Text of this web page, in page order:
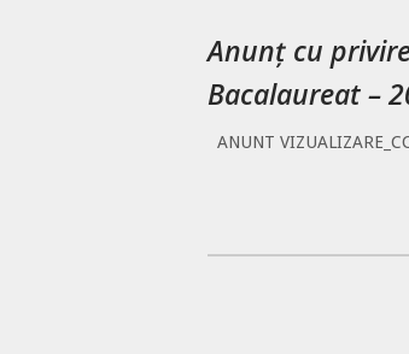
Anunț cu
Bacalaureat –
ANUNT